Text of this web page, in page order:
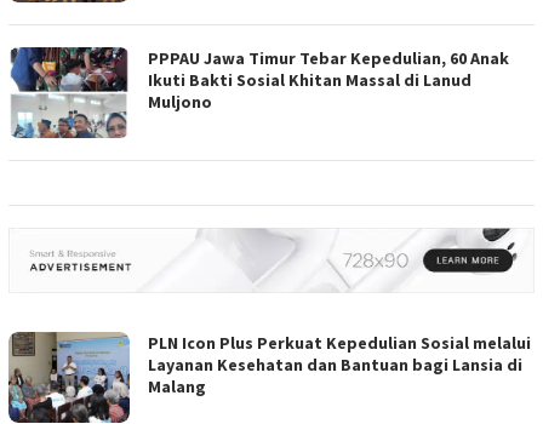
PPPAU Jawa Timur Tebar Kepedulian, 60 Anak
Ikuti Bakti Sosial Khitan Massal di Lanud
Muljono
PLN Icon Plus Perkuat Kepedulian Sosial melalui
Layanan Kesehatan dan Bantuan bagi Lansia di
Malang